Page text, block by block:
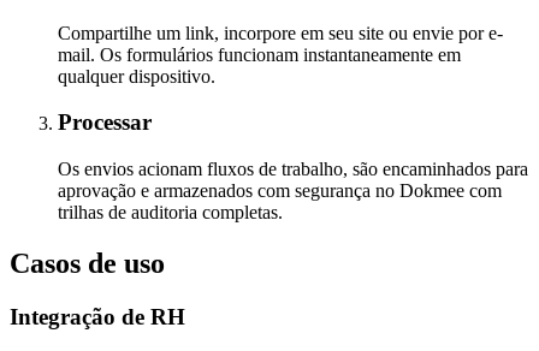
Compartilhe um link, incorpore em seu site ou envie por e-
mail. Os formulários funcionam instantaneamente em
qualquer dispositivo.
Processar
Os envios acionam fluxos de trabalho, são encaminhados para
aprovação e armazenados com segurança no Dokmee com
trilhas de auditoria completas.
Casos de uso
Integração de RH